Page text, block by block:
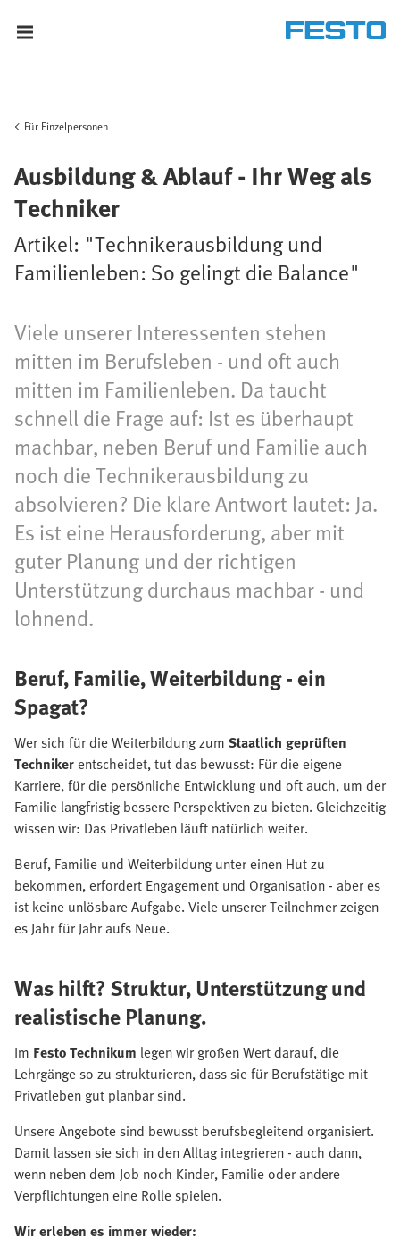
Für Einzelpersonen
Ausbildung & Ablauf - Ihr Weg als
Techniker
Artikel: "Technikerausbildung und
Familienleben: So gelingt die Balance"
Viele unserer Interessenten stehen
mitten im Berufsleben - und oft auch
mitten im Familienleben. Da taucht
schnell die Frage auf: Ist es überhaupt
machbar, neben Beruf und Familie auch
noch die Technikerausbildung zu
absolvieren? Die klare Antwort lautet: Ja.
Es ist eine Herausforderung, aber mit
guter Planung und der richtigen
Unterstützung durchaus machbar - und
lohnend.
Beruf, Familie, Weiterbildung - ein
Spagat?
Wer sich für die Weiterbildung zum Staatlich geprüften
Technikerentscheidet, tut das bewusst: Für die eigene
Karriere, für die persönliche Entwicklung und oft auch, um der
Familie langfristig bessere Perspektiven zu bieten. Gleichzeitig
wissen wir: Das Privatleben läuft natürlich weiter.
Beruf, Familie und Weiterbildung unter einen Hut zu
bekommen, erfordert Engagement und Organisation - aber es
ist keine unlösbare Aufgabe. Viele unserer Teilnehmer zeigen
es Jahr für Jahr aufs Neue.
Was hilft? Struktur, Unterstützung und
realistische Planung.
Im Festo Technikum legen wir großen Wert darauf, die
Lehrgänge so zu strukturieren, dass sie für Berufstätige mit
Privatleben gut planbar sind.
Unsere Angebote sind bewusst berufsbegleitend organisiert.
Damit lassen sie sich in den Alltag integrieren - auch dann,
wenn neben dem Job noch Kinder, Familie oder andere
Verpflichtungen eine Rolle spielen.
Wir erleben es immer wieder: